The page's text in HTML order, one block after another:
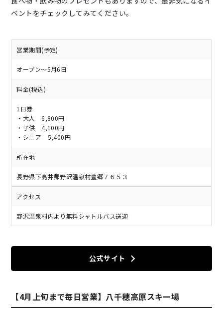
ベントをチェックしてみてください。
営業期間(予定)
オープン～5月6日
料金(税込)
1日券
・大人 6,800円
・子供 4,100円
・シニア 5,400円
所在地
長野県下高井郡野沢温泉村豊郷７６５３
アクセス
野沢温泉村内より無料シャトルバス送迎
公式サイト
【4月上旬まで毎日営業】八千穂高原スキー場